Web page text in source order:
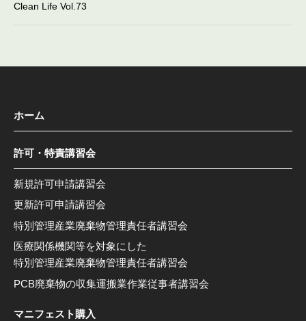
Clean Life Vol.73
ホーム
許可・特責講習会
新規許可申請講習会
更新許可申請講習会
特別管理産業廃棄物管理責任者講習会
医療関係機関等を対象にした
特別管理産業廃棄物管理責任者講習会
PCB廃棄物の収集運搬業作業従事者講習会
マニフェスト購入